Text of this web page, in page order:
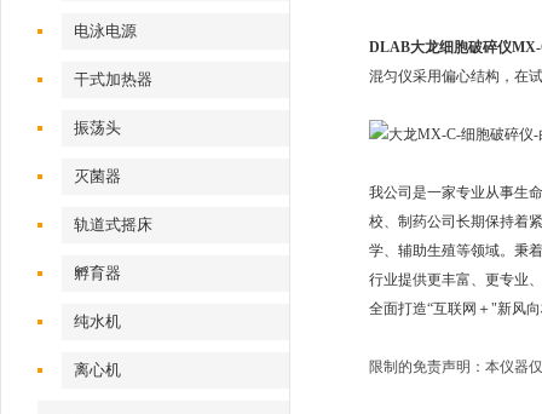
电泳电源
干式加热器
振荡头
灭菌器
轨道式摇床
孵育器
纯水机
离心机
DLAB大龙细胞破碎仪
混匀仪采用偏心结构，在
我公司是一家专业从事生
校、制药公司长期保持着
学、辅助生殖等领域。秉
行业提供更丰富、更专业
全面打造“互联网＋"新风
限制的免责声明：本仪器